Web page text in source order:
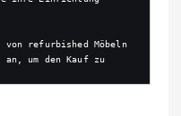
refurbished Möbeln
um den Kauf zu